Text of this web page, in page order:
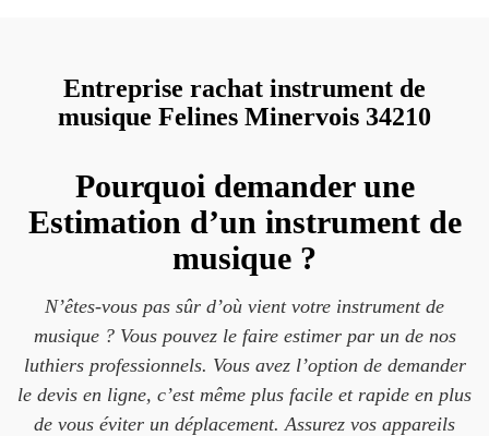
Entreprise rachat instrument de
musique Felines Minervois 34210
Pourquoi demander une
Estimation d’un instrument de
musique ?
N’êtes-vous pas sûr d’où vient votre instrument de
musique ? Vous pouvez le faire estimer par un de nos
luthiers professionnels. Vous avez l’option de demander
le devis en ligne, c’est même plus facile et rapide en plus
de vous éviter un déplacement. Assurez vos appareils